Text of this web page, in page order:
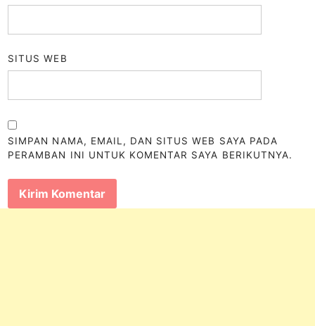
SITUS WEB
SIMPAN NAMA, EMAIL, DAN SITUS WEB SAYA PADA
PERAMBAN INI UNTUK KOMENTAR SAYA BERIKUTNYA.